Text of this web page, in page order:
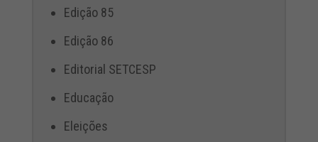
Edição 85
Edição 86
Editorial SETCESP
Educação
Eleições